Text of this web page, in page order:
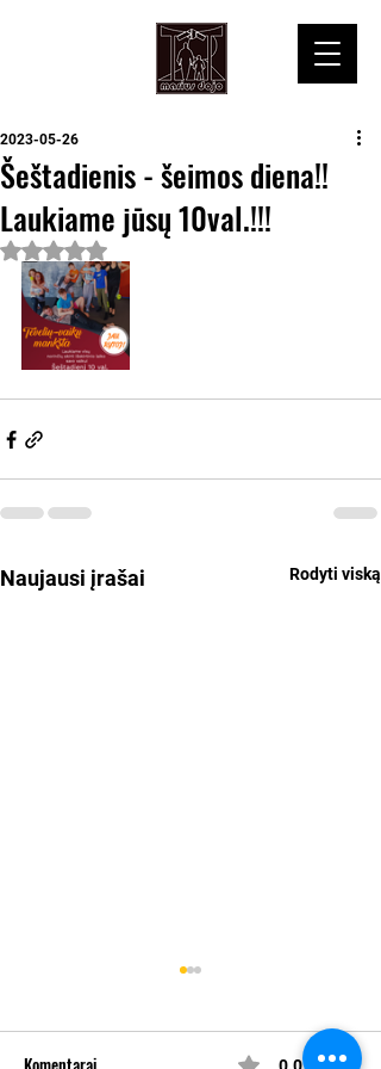
Šeštadienis - šeimos diena!!
Laukiame jūsų 10val.!!!
2023-05-26
Įvertinta NaN iš 5 žvaigždučių.
Naujausi įrašai Rodyti viską